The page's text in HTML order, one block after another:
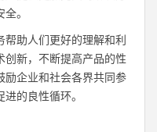
。
助人们更好的理解和利
新，不断提高产品的性
励企业和社会各界共同参
的良性循环。